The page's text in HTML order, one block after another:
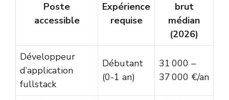
Poste
accessible
Expérience
requise
brut
médian
(2026)
Développeur
d’application
fullstack
Débutant
(0-1 an)
31 000 –
37 000 €/an